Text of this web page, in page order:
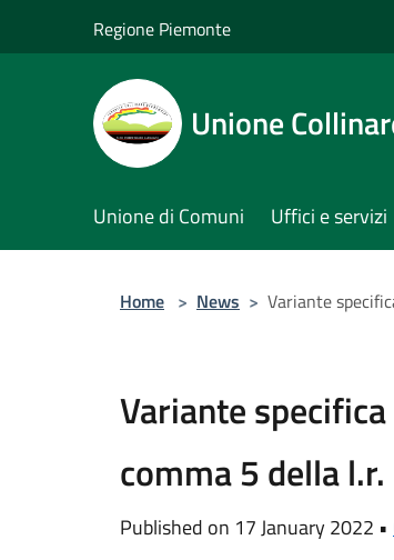
Regione Piemonte
Unione
Unione di Comuni Uffici e servizi
Home > News > Variante
Variante
comma 5 della
Published on 17 January 2022 •